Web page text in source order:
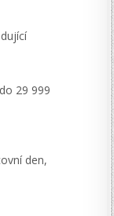
29 999
den,